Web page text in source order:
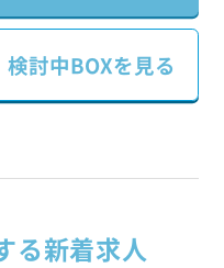
検討中BOXを見る
る新着求人